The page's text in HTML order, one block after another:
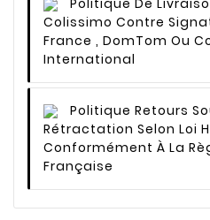
Colissimo Contre
France , DomTom Ou
International
Politique Retours
Rétractation Selon Loi
Conformément À La
Française